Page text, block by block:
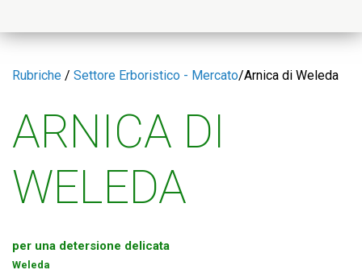
Rubriche / Settore Erboristico - Mercato/Arnica di Weleda
ARNICA DI
WELEDA
per una detersione delicata
Weleda